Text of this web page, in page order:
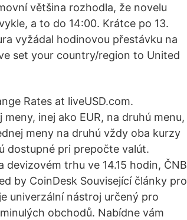
většina rozhodla, že novelu
a to do 14:00. Krátce po 13.
vyžádal hodinovou přestávku na
set your country/region to United
Rates at liveUSD.com.
inej ako EUR, na druhú menu,
meny na druhú vždy oba kurzy
dostupné pri prepočte valút.
trhu ve 14.15 hodin, ČNB
by CoinDesk Související články pro
univerzální nástroj určený pro
obchodů. Nabídne vám